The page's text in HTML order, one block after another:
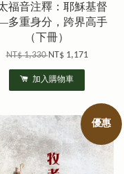
福音注釋：耶穌基督
重身分，跨界高手
（下冊）
NT$ 1,330NT$ 1,171
加入購物車
優惠